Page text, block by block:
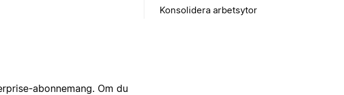
abonnemang. Om du
Konsolidera arbetsytor